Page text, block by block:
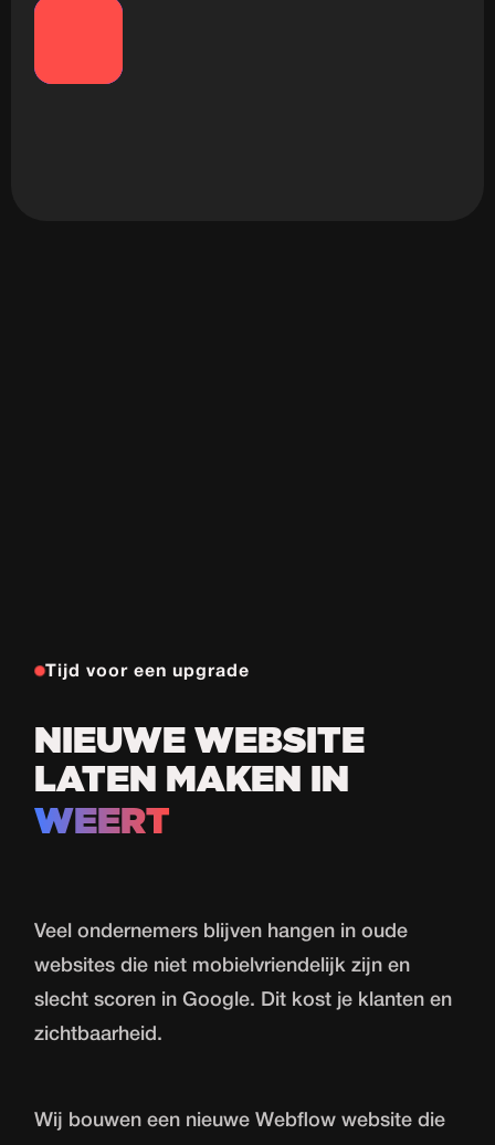
Tijd voor een upgrade
NIEUWE WEBSITE
LATEN MAKEN IN
WEERT
Veel ondernemers blijven hangen in oude
websites die niet mobielvriendelijk zijn en
slecht scoren in Google. Dit kost je klanten en
zichtbaarheid.
Wij bouwen een nieuweWebflow website die